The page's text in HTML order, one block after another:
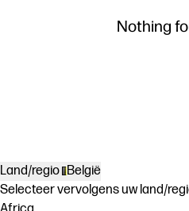
Nothing
Land/regio België
Selecteer vervolgens uw land/